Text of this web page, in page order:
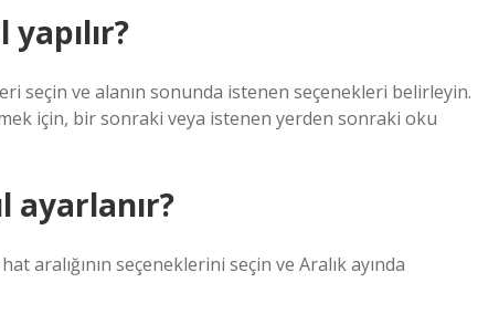
yapılır?
seçin ve alanın sonunda istenen seçenekleri belirleyin.
için, bir sonraki veya istenen yerden sonraki oku
ayarlanır?
aralığının seçeneklerini seçin ve Aralık ayında